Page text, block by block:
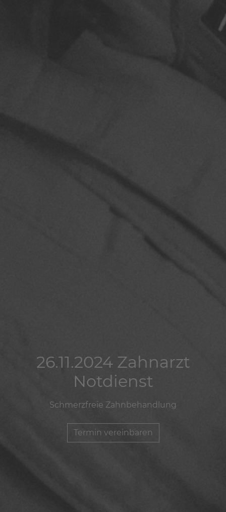
26.11.2024 Zahnarzt
Notdienst
Schmerzfreie Zahnbehandlung
Termin vereinbaren
26.11.2024 Zahnarzt
Notdienst
Schmerzfreie Zahnbehandlung
Termin vereinbaren
26.11.2024 Zahnarzt
Notdienst
Schmerzfreie Zahnbehandlung
Termin vereinbaren